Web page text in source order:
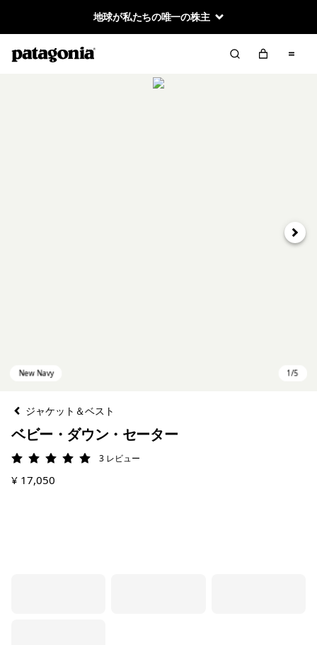
地球が私たちの唯一の株主
次へ
ジャケット＆ベスト
ベビー・ダウン・セーター
評価: 5 / 5 3 レビュー
¥ 17,050